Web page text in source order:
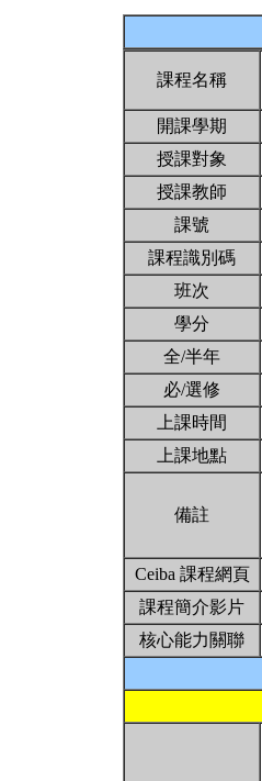
課程名稱
開課學期
授課對象
授課教師
課號
課程識別碼
班次
學分
全/半年
必/選修
上課時間
上課地點
備註
Ceiba 課程網頁
課程簡介影片
核心能力關聯